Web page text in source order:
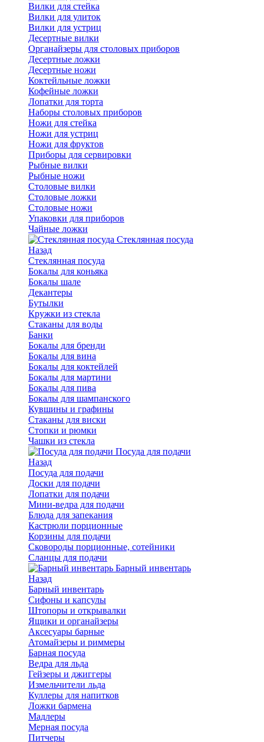
Вилки для стейка
Вилки для улиток
Вилки для устриц
Десертные вилки
Органайзеры для столовых приборов
Десертные ложки
Десертные ножи
Коктейльные ложки
Кофейные ложки
Лопатки для торта
Наборы столовых приборов
Ножи для стейка
Ножи для устриц
Ножи для фруктов
Приборы для сервировки
Рыбные вилки
Рыбные ножи
Столовые вилки
Столовые ложки
Столовые ножи
Упаковки для приборов
Чайные ложки
Стеклянная посуда
Назад
Стеклянная посуда
Бокалы для коньяка
Бокалы шале
Декантеры
Бутылки
Кружки из стекла
Стаканы для воды
Банки
Бокалы для бренди
Бокалы для вина
Бокалы для коктейлей
Бокалы для мартини
Бокалы для пива
Бокалы для шампанского
Кувшины и графины
Стаканы для виски
Стопки и рюмки
Чашки из стекла
Посуда для подачи
Назад
Посуда для подачи
Доски для подачи
Лопатки для подачи
Мини-ведра для подачи
Блюда для запекания
Кастрюли порционные
Корзины для подачи
Сковороды порционные, сотейники
Сланцы для подачи
Барный инвентарь
Назад
Барный инвентарь
Сифоны и капсулы
Штопоры и открывалки
Ящики и органайзеры
Аксесуары барные
Атомайзеры и риммеры
Барная посуда
Ведра для льда
Гейзеры и джиггеры
Измельчители льда
Куллеры для напитков
Ложки бармена
Мадлеры
Мерная посуда
Питчеры